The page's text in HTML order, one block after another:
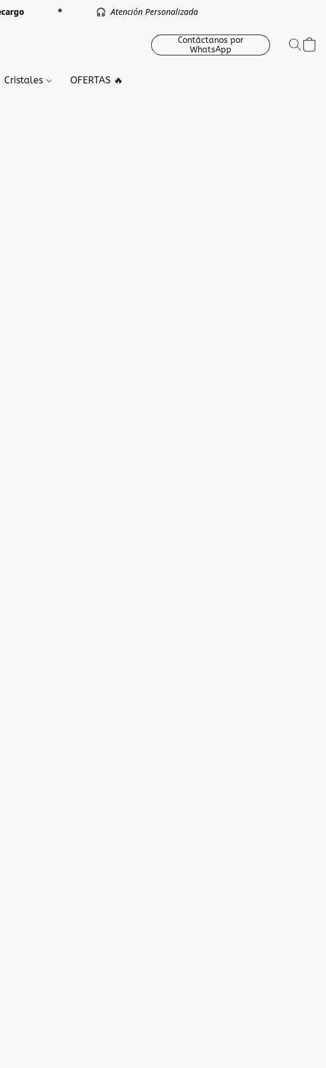
sin recargo * 🎧Atención Personalizada
Contáctanos por
WhatsApp
Cristales OFERTAS 🔥